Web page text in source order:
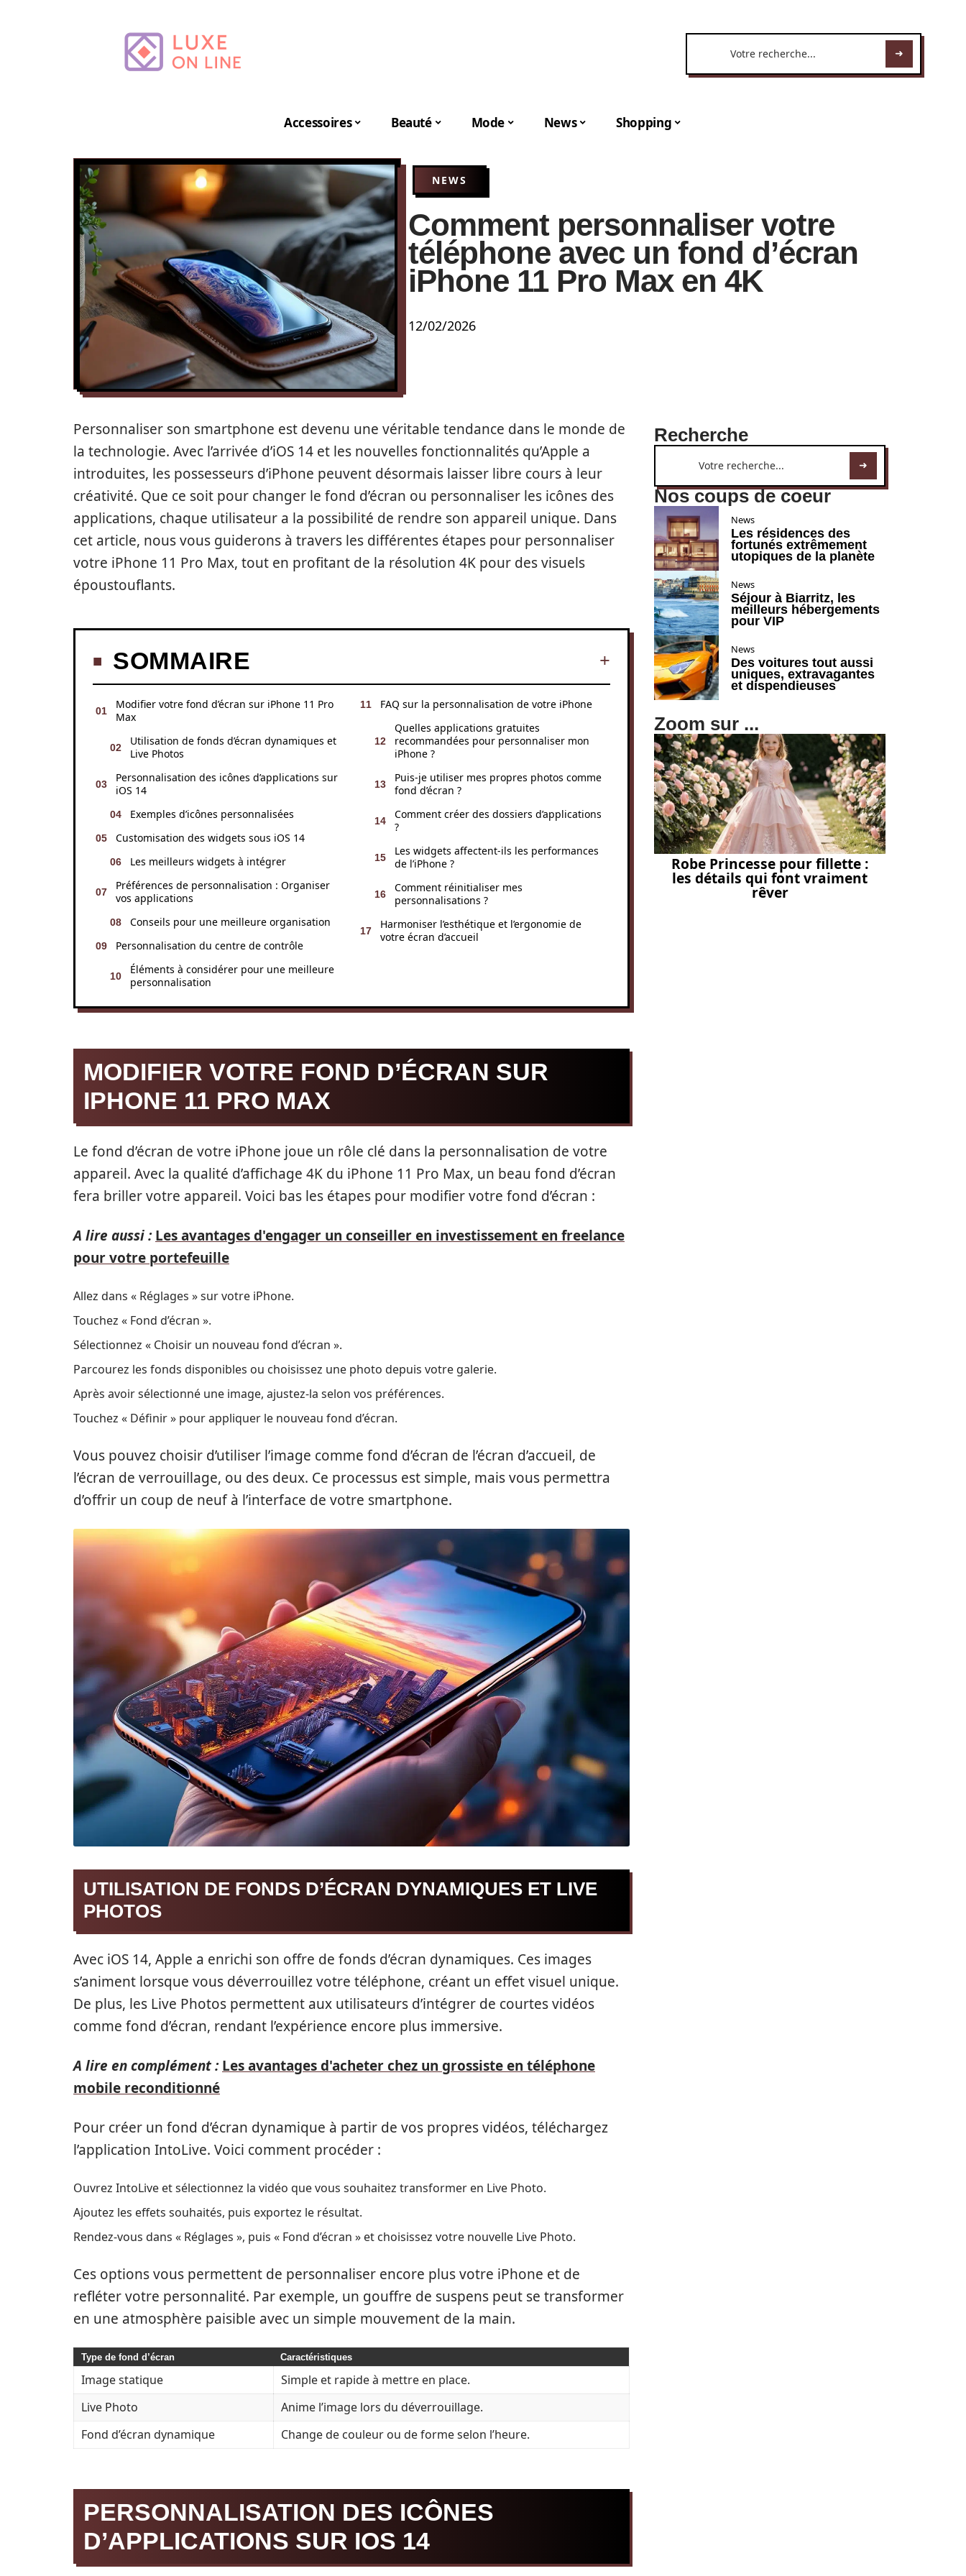
Accessoires Beauté Mode News Shopping
NEWS
Comment personnaliser votre
téléphone avec un fond d’écran
iPhone 11 Pro Max en 4K
12/02/2026
Personnaliser son smartphone est devenu une véritable tendance dans le monde de
la technologie. Avec l’arrivée d’iOS 14 et les nouvelles fonctionnalités qu’Apple a
introduites, les possesseurs d’iPhone peuvent désormais laisser libre cours à leur
créativité. Que ce soit pour changer le fond d’écran ou personnaliser les icônes des
applications, chaque utilisateur a la possibilité de rendre son appareil unique. Dans
cet article, nous vous guiderons à travers les différentes étapes pour personnaliser
votre iPhone 11 Pro Max, tout en profitant de la résolution 4K pour des visuels
époustouflants.
SOMMAIRE
Modifier votre fond d’écran sur iPhone 11 Pro
Max
Utilisation de fonds d’écran dynamiques et
Live Photos
Personnalisation des icônes d’applications sur
iOS 14
Exemples d’icônes personnalisées
Customisation des widgets sous iOS 14
Les meilleurs widgets à intégrer
Préférences de personnalisation : Organiser
vos applications
Conseils pour une meilleure organisation
Personnalisation du centre de contrôle
Éléments à considérer pour une meilleure
personnalisation
FAQ sur la personnalisation de votre iPhone
Quelles applications gratuites
recommandées pour personnaliser mon
iPhone ?
Puis-je utiliser mes propres photos comme
fond d’écran ?
Comment créer des dossiers d’applications
?
Les widgets affectent-ils les performances
de l’iPhone ?
Comment réinitialiser mes
personnalisations ?
Harmoniser l’esthétique et l’ergonomie de
votre écran d’accueil
MODIFIER VOTRE FOND D’ÉCRAN SUR
IPHONE 11 PRO MAX
Le fond d’écran de votre iPhone joue un rôle clé dans la personnalisation de votre
appareil. Avec la qualité d’affichage 4K du iPhone 11 Pro Max, un beau fond d’écran
fera briller votre appareil. Voici bas les étapes pour modifier votre fond d’écran :
A lire aussi : Les avantages d'engager un conseiller en investissement en freelance
pour votre portefeuille
Allez dans « Réglages » sur votre iPhone.
Touchez « Fond d’écran ».
Sélectionnez « Choisir un nouveau fond d’écran ».
Parcourez les fonds disponibles ou choisissez une photo depuis votre galerie.
Après avoir sélectionné une image, ajustez-la selon vos préférences.
Touchez « Définir » pour appliquer le nouveau fond d’écran.
Vous pouvez choisir d’utiliser l’image comme fond d’écran de l’écran d’accueil, de
l’écran de verrouillage, ou des deux. Ce processus est simple, mais vous permettra
d’offrir un coup de neuf à l’interface de votre smartphone.
UTILISATION DE FONDS D’ÉCRAN DYNAMIQUES ET LIVE
PHOTOS
Avec iOS 14, Apple a enrichi son offre de fonds d’écran dynamiques. Ces images
s’animent lorsque vous déverrouillez votre téléphone, créant un effet visuel unique.
De plus, les Live Photos permettent aux utilisateurs d’intégrer de courtes vidéos
comme fond d’écran, rendant l’expérience encore plus immersive.
A lire en complément : Les avantages d'acheter chez un grossiste en téléphone
mobile reconditionné
Pour créer un fond d’écran dynamique à partir de vos propres vidéos, téléchargez
l’application IntoLive. Voici comment procéder :
Ouvrez IntoLive et sélectionnez la vidéo que vous souhaitez transformer en Live Photo.
Ajoutez les effets souhaités, puis exportez le résultat.
Rendez-vous dans « Réglages », puis « Fond d’écran » et choisissez votre nouvelle Live Photo.
Ces options vous permettent de personnaliser encore plus votre iPhone et de
refléter votre personnalité. Par exemple, un gouffre de suspens peut se transformer
en une atmosphère paisible avec un simple mouvement de la main.
Type de fond d’écran Caractéristiques
Image statique
Simple et rapide à mettre en place.
Live Photo
Anime l’image lors du déverrouillage.
Fond d’écran dynamique
Change de couleur ou de forme selon l’heure.
PERSONNALISATION DES ICÔNES
D’APPLICATIONS SUR IOS 14
Recherche
Nos coups de coeur
News
Les résidences des
fortunés extrêmement
utopiques de la planète
News
Séjour à Biarritz, les
meilleurs hébergements
pour VIP
News
Des voitures tout aussi
uniques, extravagantes
et dispendieuses
Zoom sur ...
Robe Princesse pour fillette :
les détails qui font vraiment
rêver